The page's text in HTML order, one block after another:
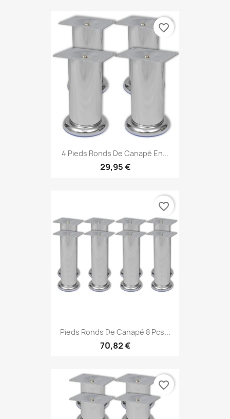
4 Pieds Ronds De Canapé En...
29,95 €
favorite_border
Pieds Ronds De Canapé 8 Pcs...
70,82 €
favorite_border
favorite_border